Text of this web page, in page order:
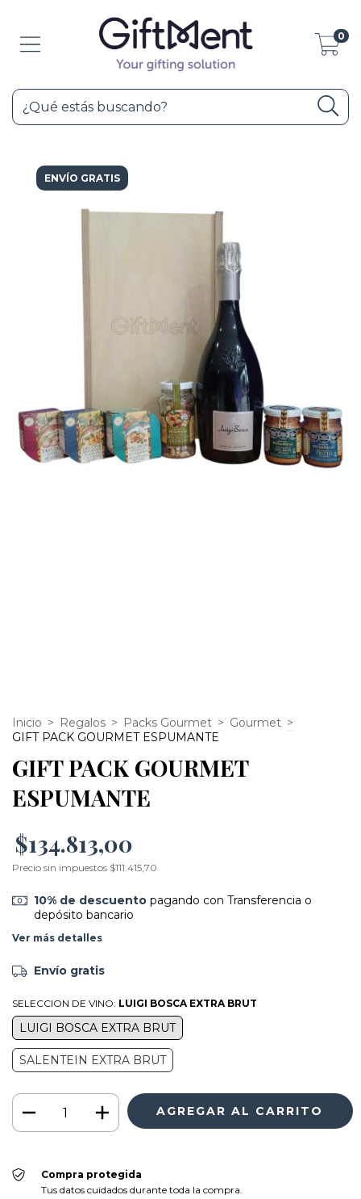
0
ENVÍO GRATIS
Inicio > Regalos > Packs Gourmet > Gourmet >
GIFT PACK GOURMET ESPUMANTE
GIFT PACK GOURMET
ESPUMANTE
$134.813,00
Precio sin impuestos $111.415,70
10% de descuentopagando con Transferencia o
depósito bancario
Ver más detalles
Envío gratis
SELECCION DE VINO: LUIGI BOSCA EXTRA BRUT
LUIGI BOSCA EXTRA BRUT
SALENTEIN EXTRA BRUT
Compra protegida
Tus datos cuidados durante toda la compra.